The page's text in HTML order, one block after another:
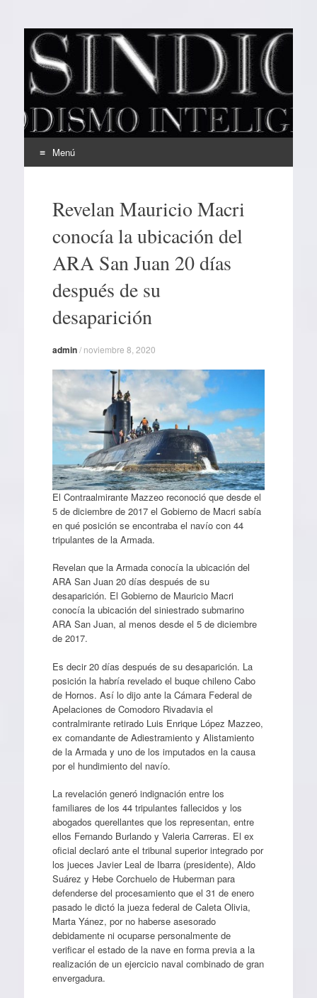
EL SINDICAL
Periodismo Inteligente
Menú
contenidoRevelan Mauricio Macri
conocía la ubicación del
ARA San Juan 20 días
después de su
desaparición
admin/ noviembre 8, 2020
El Contraalmirante Mazzeo reconoció que desde el
5 de diciembre de 2017 el Gobierno de Macri sabía
en qué posición se encontraba el navío con 44
tripulantes de la Armada.
Revelan que la Armada conocía la ubicación del
ARA San Juan 20 días después de su
desaparición. El Gobierno de Mauricio Macri
conocía la ubicación del siniestrado submarino
ARA San Juan, al menos desde el 5 de diciembre
de 2017.
Es decir 20 días después de su desaparición. La
posición la habría revelado el buque chileno Cabo
de Hornos. Así lo dijo ante la Cámara Federal de
Apelaciones de Comodoro Rivadavia el
contralmirante retirado Luis Enrique López Mazzeo,
ex comandante de Adiestramiento y Alistamiento
de la Armada y uno de los imputados en la causa
por el hundimiento del navío.
La revelación generó indignación entre los
familiares de los 44 tripulantes fallecidos y los
abogados querellantes que los representan, entre
ellos Fernando Burlando y Valeria Carreras. El ex
oficial declaró ante el tribunal superior integrado por
los jueces Javier Leal de Ibarra (presidente), Aldo
Suárez y Hebe Corchuelo de Huberman para
defenderse del procesamiento que el 31 de enero
pasado le dictó la jueza federal de Caleta Olivia,
Marta Yánez, por no haberse asesorado
debidamente ni ocuparse personalmente de
verificar el estado de la nave en forma previa a la
realización de un ejercicio naval combinado de gran
envergadura.